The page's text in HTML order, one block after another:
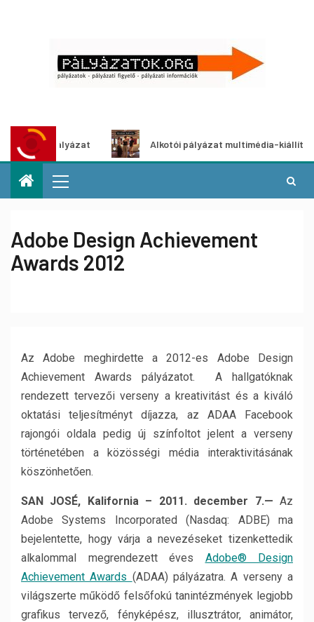
Alkotói pályázat multimédia-kiállításhoz
Adobe Design Achievement
Awards 2012
Az Adobe meghirdette a 2012-es Adobe Design
Achievement Awards pályázatot. A hallgatóknak
rendezett tervezői verseny a kreativitást és a kiváló
oktatási teljesítményt díjazza, az ADAA Facebook
rajongói oldala pedig új színfoltot jelent a verseny
történetében a közösségi média interaktivitásának
köszönhetően.
SAN JOSÉ, Kalifornia – 2011. december 7.— Az
Adobe Systems Incorporated (Nasdaq: ADBE) ma
bejelentette, hogy várja a nevezéseket tizenkettedik
alkalommal megrendezett éves Adobe® Design
Achievement Awards (ADAA) pályázatra. A verseny a
világszerte működő felsőfokú tanintézmények legjobb
grafikus tervező, fényképész, illusztrátor, animátor,